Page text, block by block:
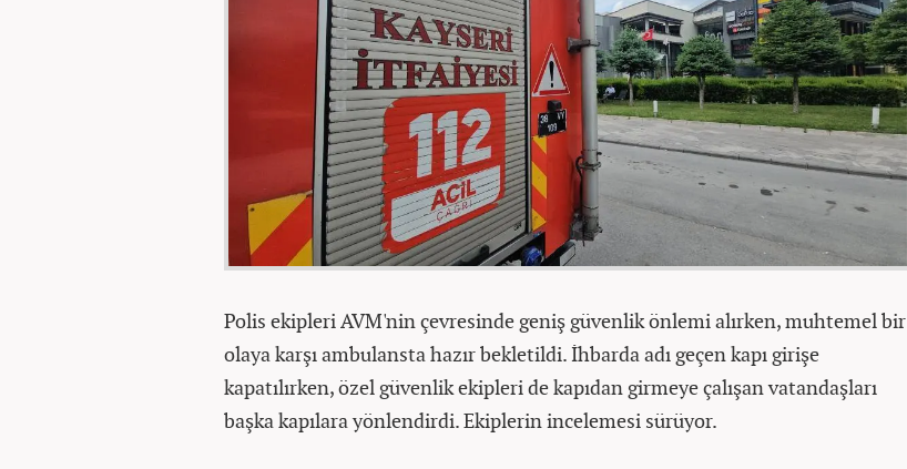
Polis ekipleri AVM'nin çevresinde geniş güvenlik önlemi alırken, muhtemel bir
olaya karşı ambulansta hazır bekletildi. İhbarda adı geçen kapı girişe
kapatılırken, özel güvenlik ekipleri de kapıdan girmeye çalışan vatandaşları
başka kapılara yönlendirdi. Ekiplerin incelemesi sürüyor.